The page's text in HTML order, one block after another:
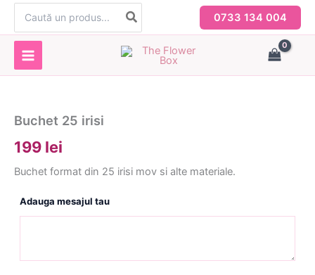
Skip
content
for:
0733 134 004
Buchet 25 irisi
199 lei
Buchet format din 25 irisi mov si alte materiale.
Adauga mesajul tau